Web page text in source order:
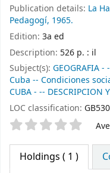
Publication details: La
Pedagogí, 1965.
Edition: 3a ed
Description: 526 p. : il
Subject(s): GEOGRAFIA -
Cuba -- Condiciones
CUBA - -- DESCRIPCION
LOC classification:
Star ratings
Holdings ( 1 )